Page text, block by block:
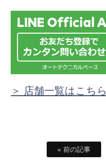
＞ 店舗一覧はこちら
« 前の記事